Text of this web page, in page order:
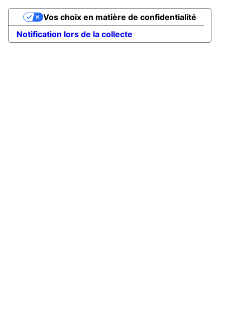
Notification lors de la collecte
Vos choix en matière de confidentialité